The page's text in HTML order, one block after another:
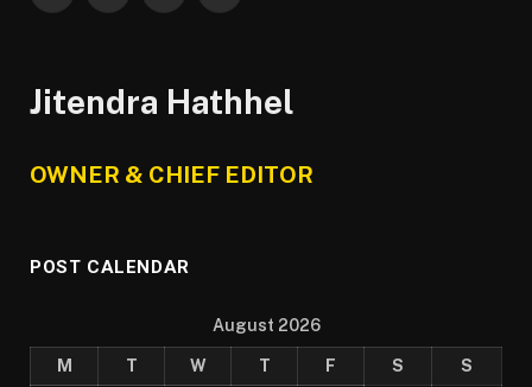
Jitendra Hathhel
OWNER & CHIEF EDITOR
POST CALENDAR
August 2026
M T W T F S
S